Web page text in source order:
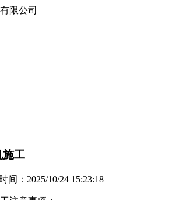
限公司
施工
时间：2025/10/24 15:23:18